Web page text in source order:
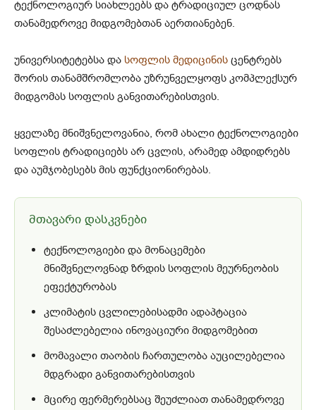
ტექნოლოგიურ სიახლეებს და ტრადიციულ ცოდნას
თანამედროვე მიდგომებთან აერთიანებენ.
უნივერსიტეტებსა და სოფლის მედიცინის ცენტრებს
შორის თანამშრომლობა უზრუნველყოფს კომპლექსურ
მიდგომას სოფლის განვითარებისთვის.
ყველაზე მნიშვნელოვანია, რომ ახალი ტექნოლოგიები
სოფლის ტრადიციებს არ ცვლის, არამედ ამდიდრებს
და აუმჯობესებს მის ფუნქციონირებას.
მთავარი დასკვნები
ტექნოლოგიები და მონაცემები
მნიშვნელოვნად ზრდის სოფლის მეურნეობის
ეფექტურობას
კლიმატის ცვლილებისადმი ადაპტაცია
შესაძლებელია ინოვაციური მიდგომებით
მომავალი თაობის ჩართულობა აუცილებელია
მდგრადი განვითარებისთვის
მცირე ფერმერებსაც შეუძლიათ თანამედროვე